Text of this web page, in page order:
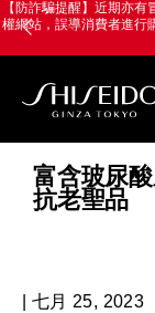
跳
至
Skip
to
【防詐騙提醒】近期亦
權網站，誤導消費者進行
資
生
國
富含玻尿
抗老聖品
| 七月 25, 2023